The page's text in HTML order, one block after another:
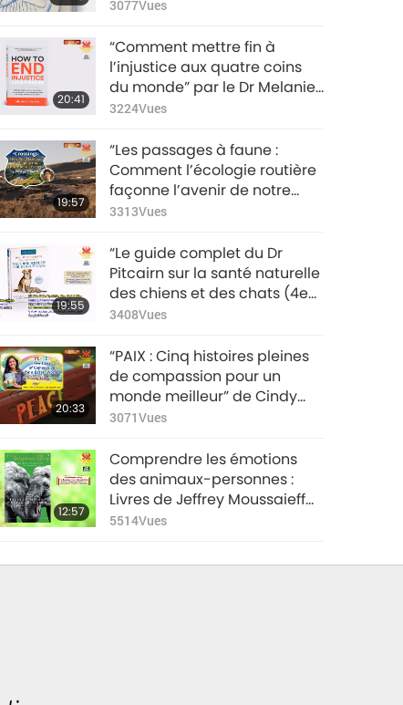
3077Vues
20:41
“Comment mettre fin à
l’injustice aux quatre coins
du monde” par le Dr Melanie
Joy (végane), partie 1/2
3224Vues
19:57
“Les passages à faune :
Comment l’écologie routière
façonne l’avenir de notre
planète” de Ben Goldfarb,
3313Vues
19:55
“Le guide complet du Dr
Pitcairn sur la santé naturelle
des chiens et des chats (4e
édition)” avec les Pitcairn
3408Vues
20:33
“PAIX : Cinq histoires pleines
de compassion pour un
monde meilleur” de Cindy
Vera (végane), partie 1/2
3071Vues
12:57
Comprendre les émotions
des animaux-personnes :
Livres de Jeffrey Moussaieff
Masson (PhD) (végan), partie
5514Vues